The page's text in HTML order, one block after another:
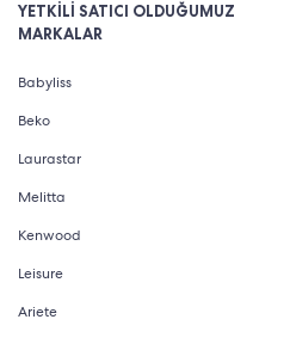
YETKİLİ SATICI OLDUĞUMUZ
MARKALAR
Babyliss
Beko
Laurastar
Melitta
Kenwood
Leisure
Ariete